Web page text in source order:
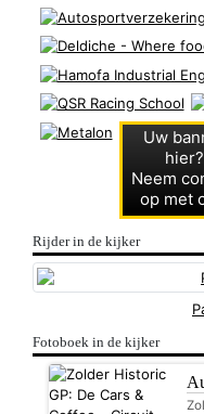
Uw
hier?
Neem
op met
Rijder in de kijker
Fotoboek in de kijker